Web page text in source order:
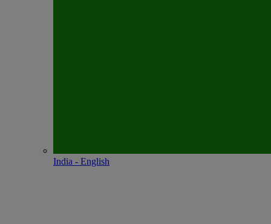
India - English